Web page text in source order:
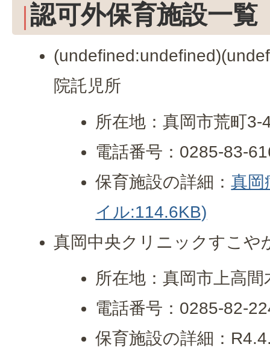
認可外保育施設一覧
院託児所
所在地：真岡市荒町3-
電話番号：0285-83-
保育施設の詳細：真岡
イル:114.6KB)
真岡中央クリニックすこや
所在地：真岡市上高間
電話番号：0285-82-
保育施設の詳細：